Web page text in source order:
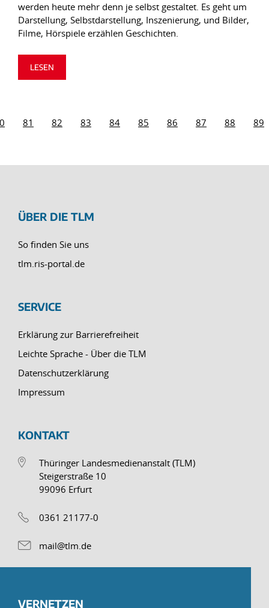
werden heute mehr denn je selbst gestaltet. Es geht um
Darstellung, Selbstdarstellung, Inszenierung, und Bilder,
Filme, Hörspiele erzählen Geschichten.
LESEN
81 82 83 84 85 86 87 88 89
ÜBER DIE TLM
So finden Sie uns
tlm.ris-portal.de
SERVICE
Erklärung zur Barrierefreiheit
Leichte Sprache - Über die TLM
Datenschutzerklärung
Impressum
KONTAKT
Thüringer Landesmedienanstalt (TLM)
Steigerstraße 10
99096 Erfurt
0361 21177-0
mail@tlm.de
VERNETZEN